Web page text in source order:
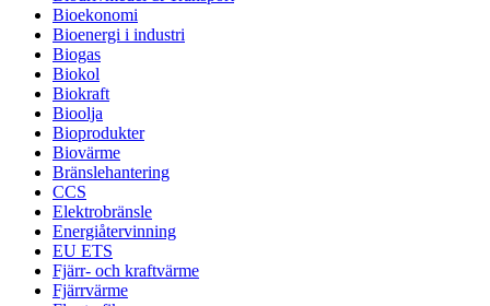
Bioekonomi
Bioenergi i industri
Biogas
Biokol
Biokraft
Bioolja
Bioprodukter
Biovärme
Bränslehantering
CCS
Elektrobränsle
Energiåtervinning
EU ETS
Fjärr- och kraftvärme
Fjärrvärme